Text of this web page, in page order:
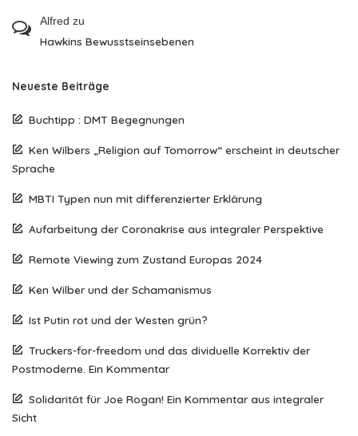
Alfred zu
Hawkins Bewusstseinsebenen
Neueste Beiträge
Buchtipp : DMT Begegnungen
Ken Wilbers „Religion auf Tomorrow“ erscheint in deutscher
Sprache
MBTI Typen nun mit differenzierter Erklärung
Aufarbeitung der Coronakrise aus integraler Perspektive
Remote Viewing zum Zustand Europas 2024
Ken Wilber und der Schamanismus
Ist Putin rot und der Westen grün?
Truckers-for-freedom und das dividuelle Korrektiv der
Postmoderne. Ein Kommentar
Solidarität für Joe Rogan! Ein Kommentar aus integraler
Sicht